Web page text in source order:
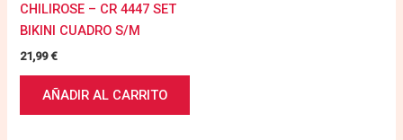
CHILIROSE – CR 4447 SET
BIKINI CUADRO S/M
21,99€
AÑADIR AL CARRITO